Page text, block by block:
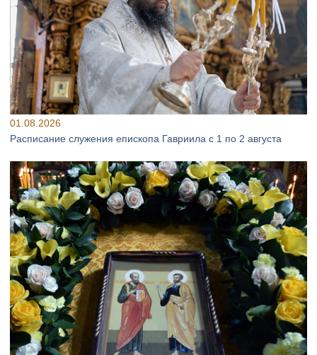
01.08.2026
Расписание служения епископа Гавриила с 1 по 2 августа